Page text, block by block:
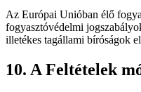
Az Európai Unióban élő
fogyasztóvédelmi
illetékes tagállami bíróságok
10. A Feltételek